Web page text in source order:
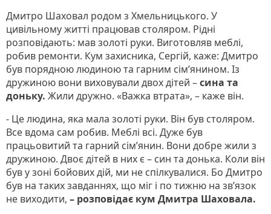
Дмитро Шаховал родом з Хмельницького. У
цивільному житті працював столяром. Рідні
розповідають: мав золоті руки. Виготовляв меблі,
робив ремонти. Кум захисника, Сергій, каже: Дмитро
був порядною людиною та гарним сім’янином. Із
дружиною вони виховували двох дітей –сина та
доньку. Жили дружно. «Важка втрата», – каже він.
- Це людина, яка мала золоті руки. Він був столяром.
Все вдома сам робив. Меблі всі. Дуже був
працьовитий та гарний сім’янин. Вони добре жили з
дружиною. Двоє дітей в них є – син та донька. Коли він
був у зоні бойових дій, ми не спілкувалися. Бо Дмитро
був на таких завданнях, що міг і по тижню на зв’язок
не виходити, – розповідає кум Дмитра Шаховала.